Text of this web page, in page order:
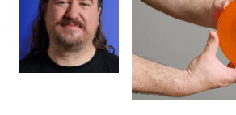
és a gyűjtés iránti szenvedélyét a
eladóival.